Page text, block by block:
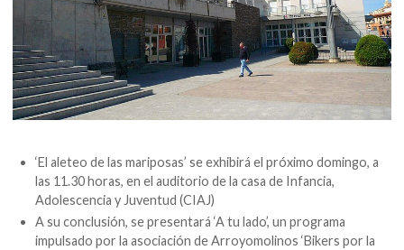
‘El aleteo de las mariposas’ se exhibirá el próximo domingo, a
las 11.30 horas, en el auditorio de la casa de Infancia,
Adolescencia y Juventud (CIAJ)
A su conclusión, se presentará ‘A tu lado’, un programa
impulsado por la asociación de Arroyomolinos ‘Bikers por la